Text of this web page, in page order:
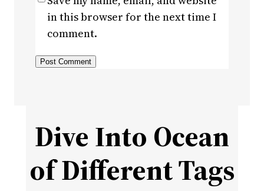
in this browser for the next time I
comment.
Dive Into Ocean
of Different Tags